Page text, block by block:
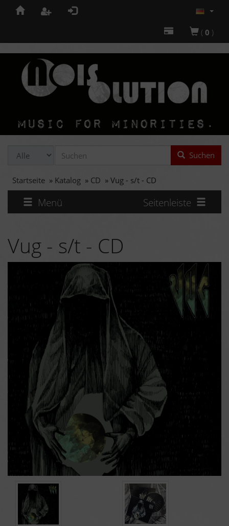
( 0 )
Suchen
Startseite » Katalog » CD » Vug - s/t - CD
Menü Seitenleiste
Vug - s/t - CD